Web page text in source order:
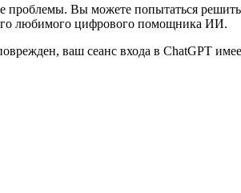
проблемы. Вы можете попытаться
любимого цифрового помощника ИИ.
ваш сеанс входа в ChatGPT